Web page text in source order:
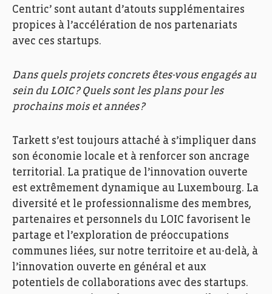
Centric’ sont autant d’atouts supplémentaires
propices à l’accélération de nos partenariats
avec ces startups.
Dans quels projets concrets êtes-vous engagés au
sein du LOIC ? Quels sont les plans pour les
prochains mois et années ?
Tarkett s’est toujours attaché à s’impliquer dans
son économie locale et à renforcer son ancrage
territorial. La pratique de l’innovation ouverte
est extrêmement dynamique au Luxembourg. La
diversité et le professionnalisme des membres,
partenaires et personnels du LOIC favorisent le
partage et l’exploration de préoccupations
communes liées, sur notre territoire et au-delà, à
l’innovation ouverte en général et aux
potentiels de collaborations avec des startups.